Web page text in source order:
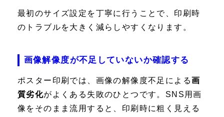
最初のサイズ設定を丁寧に行うことで、印刷時
のトラブルを大きく減らしやすくなります。
画像解像度が不足していないか確認する
ポスター印刷では、画像の解像度不足による画
質劣化がよくある失敗のひとつです。SNS用画
像をそのまま流用すると、印刷時に粗く見える